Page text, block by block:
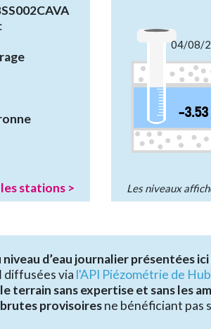
stations >
04/08/
-3.53
Les niveaux
niveau d’eau journalier présentées ici
diffusées via l'API Piézométrie de
terrain sans expertise et sans les
provisoiresne bénéficiant pas